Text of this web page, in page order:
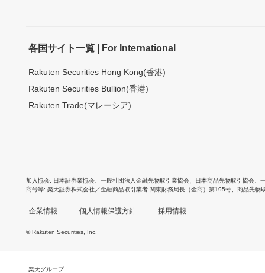
各国サイト一覧 | For International
Rakuten Securities Hong Kong(香港)
Rakuten Securities Bullion(香港)
Rakuten Trade(マレーシア)
加入協会 日本証券業協会 一般社団法人金融先物取引業協会 日本商品先物取引協会
商号等 楽天証券株式会社／金融商品取引業者 関東財務局長（金商）第195号、商品先物
企業情報 個人情報保護方針 採用情報
© Rakuten Securities, Inc.
楽天グループ